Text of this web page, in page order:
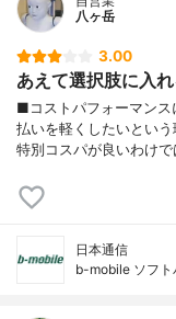
八ヶ岳
3.00
あえて選択肢に入
■コストパフォーマンス
払いを軽くしたいという
特別コスパが良いわけ
日本通信
b-mobile ソフト